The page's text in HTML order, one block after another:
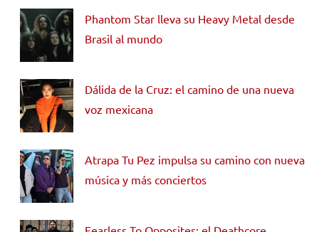
Phantom Star lleva su Heavy Metal desde
Brasil al mundo
Dálida de la Cruz: el camino de una nueva
voz mexicana
Atrapa Tu Pez impulsa su camino con nueva
música y más conciertos